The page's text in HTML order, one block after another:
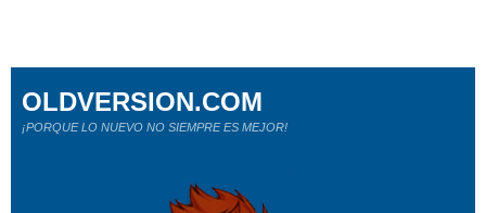
OLDVERSION.COM
¡PORQUE LO NUEVO NO SIEMPRE ES MEJOR!